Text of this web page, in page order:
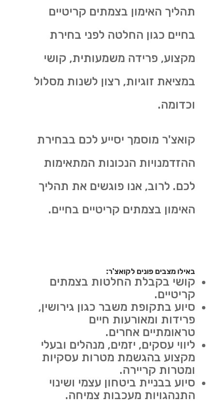
תהליך האימון בצמתים קריטיים
בחיים כגון החלטה לפני בחירת
מקצוע, פרידה משמעותית, קושי
במציאת זוגיות, רצון לשנות מסלול
וכדומה.
קואצ'ר מוסמך יסייע לכם בבחירת
ההזדמנויות הנכונות המתאימות
לכם. לרוב, אנו פוגשים את תהליך
האימון בצמתים קריטיים בחיים.
באילו מצבים פונים לקואצ'ר:
קושי בקבלת החלטות בצמתים
קריטיים.
סיוע בתקופת משבר כגון גירושין,
פרידות ומאורעות חיים
טראומתיים אחרים.
ליווי עסקים, יזמים, מנהלים ובעלי
מקצוע בהגשמת מטרות עסקיות
ומטרות קריירה.
סיוע בבניית ביטחון עצמי ושינוי
התנהגויות מעכבות צמיחה.